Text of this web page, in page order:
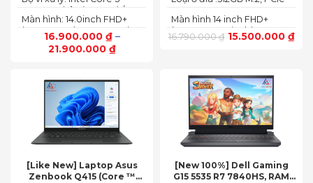
16.900.000 ₫–
21.900.000 ₫
Màn hình: 14.0inch FHD+
(1920 x 1200) 60Hz,250 nits
120U, 10 nhân (2P + 8E) / 12
luồng
16.790.000₫ 15.500.000 ₫
Màn hình 14 inch FHD+
(1920 x 1200 pixels)
[Like New] Laptop Asus
Zenbook Q415 (Core ™
[New 100%] Dell Gaming
G15 5535 R7 7840HS, RAM